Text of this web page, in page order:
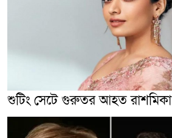
শুটিং সেটে গুরুতর আহত রাশমিকা